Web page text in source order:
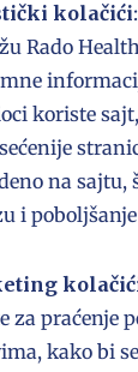
kolačići
Rado
koriste
na sajtu,
i
za praćenje
kako bi